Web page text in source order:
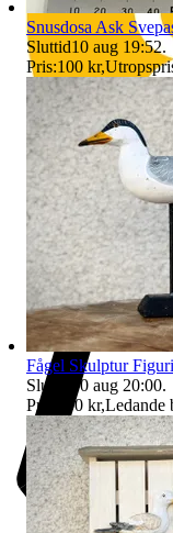
Snusdosa Ask
Sluttid10 aug 19:52.
Pris:100 kr,
Fågel Skulptur
Sluttid
10 aug 20:00.
Pris:
100 kr,Ledande